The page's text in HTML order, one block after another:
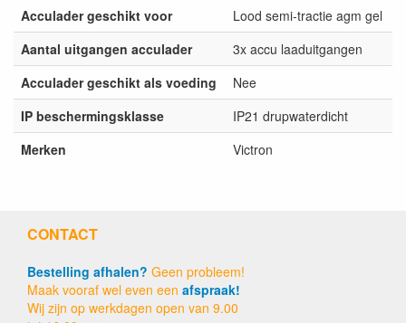
Acculader geschikt voor
Lood semi-tractie agm gel
Aantal uitgangen acculader
3x accu laaduitgangen
Acculader geschikt als voeding
Nee
IP beschermingsklasse
IP21 drupwaterdicht
Merken
Victron
CONTACT
Bestelling afhalen? Geen probleem!
Maak vooraf wel even een afspraak!
Wij zijn op werkdagen open van 9.00